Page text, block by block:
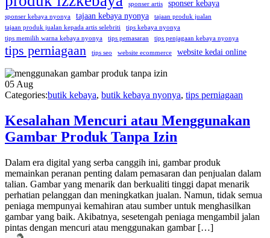
sponser artis sponser kebaya
sponser kebaya nyonya tajaan kebaya nyonya
tajaan produk jualan
tajaan produk jualan kepada artis selebriti
tips kebaya nyonya
tips memilih warna kebaya nyonya
tips pemasaran tips penjagaan kebaya nyonya
tips perniagaan tips seo website ecommerce website kedai online
05Aug
Categories:butik kebaya, butik kebaya nyonya, tips perniagaan
Kesalahan Mencuri atau Menggunakan
Gambar Produk Tanpa Izin
Dalam era digital yang serba canggih ini, gambar produk
memainkan peranan penting dalam pemasaran dan penjualan dalam
talian. Gambar yang menarik dan berkualiti tinggi dapat menarik
perhatian pelanggan dan meningkatkan jualan. Namun, tidak semua
peniaga mempunyai kemahiran atau sumber untuk menghasilkan
gambar yang baik. Akibatnya, sesetengah peniaga mengambil jalan
pintas dengan mencuri atau menggunakan gambar […]